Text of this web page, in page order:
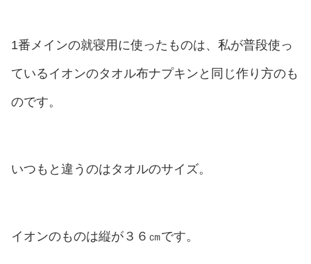
1番メインの就寝用に使ったものは、私が普段使っ
ているイオンのタオル布ナプキンと同じ作り方のも
のです。
いつもと違うのはタオルのサイズ。
イオンのものは縦が３６㎝です。